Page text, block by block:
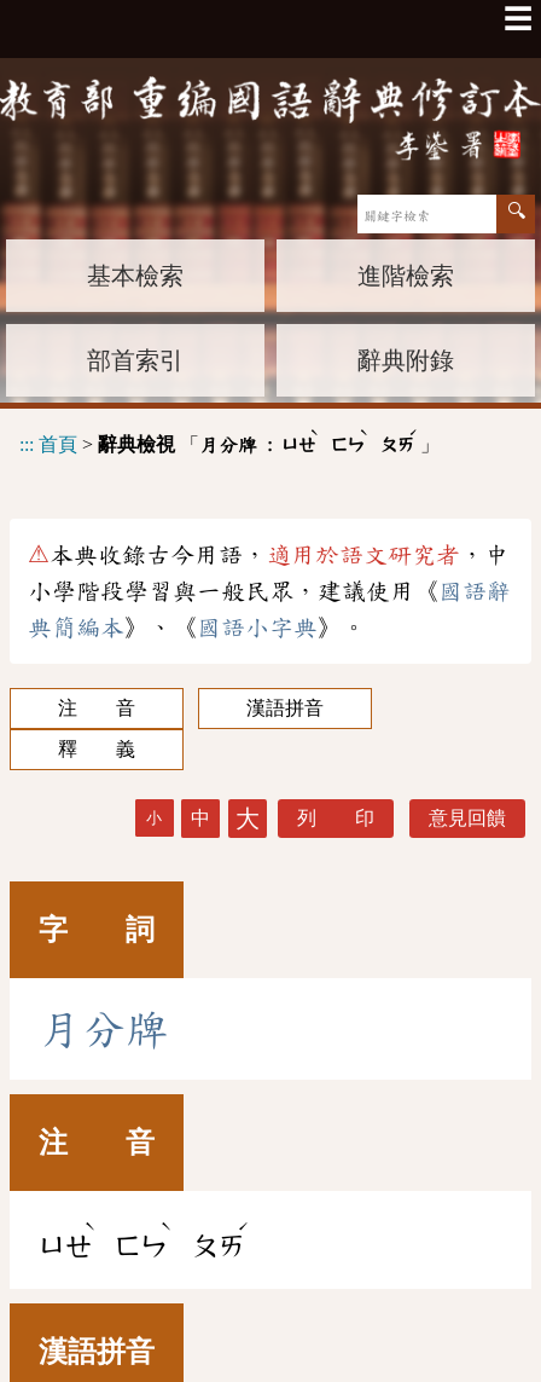
☰
基本檢索 進階檢索
部首索引 辭典附錄
::: 首頁 > 辭典檢視「 月分牌 : ㄩㄝ
ˋ
ㄈㄣ
ˋ
ㄆㄞ
ˊ
」
⚠本典收錄古今用語， 適用於語文研究者 ，中
小學階段學習與一般民眾，建議使用《 國語辭
典簡編本》、《 國語小字典》。
注 音
漢語拼音
釋 義
小 中 大 列 印 意見回饋
字 詞
月 分牌
注 音
ㄩㄝ
ˋ
ㄈㄣ
ˋ
ㄆㄞ
ˊ
漢語拼音